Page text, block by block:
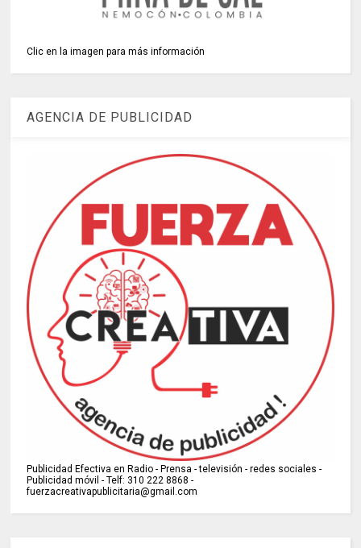
Clic en la imagen para más información
AGENCIA DE PUBLICIDAD
Publicidad Efectiva en Radio - Prensa - televisión - redes sociales -
Publicidad móvil - Telf: 310 222 8868 -
fuerzacreativapublicitaria@gmail.com